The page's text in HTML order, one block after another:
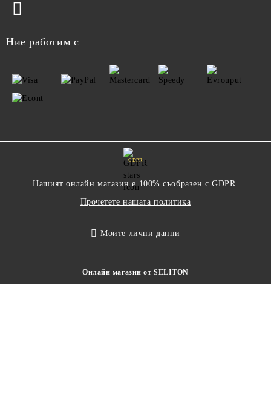
Ние работим с
GDPR
Нашият онлайн магазин е 100% съобразен с GDPR.
Прочетете нашата политика
Моите лични данни
Онлайн магазин от SELITON